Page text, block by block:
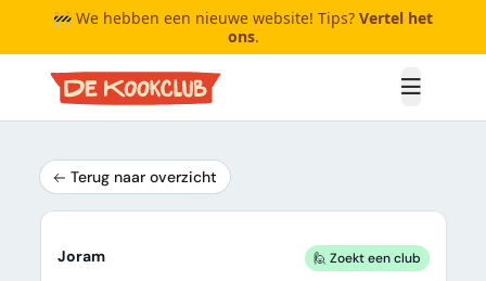
🚧 We hebben een nieuwe website! Tips? Vertel het
ons.
Open
Terug naar overzicht
Joram 🙋 Zoekt een club